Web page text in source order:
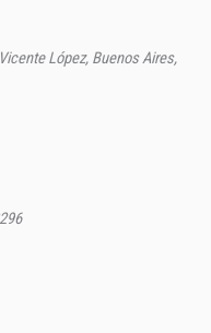
López, Buenos Aires,